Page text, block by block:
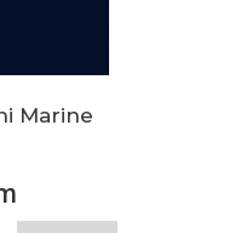
Marine